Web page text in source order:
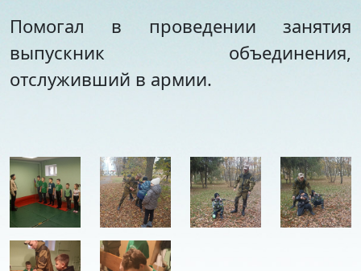
Шахматы
Мотоспорт
Помогал в проведении занятия
выпускник объединения,
отслуживший в армии.